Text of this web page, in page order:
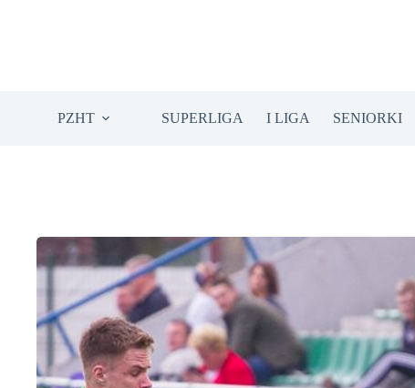
PZHT SUPERLIGA I LIGA SENIORKI